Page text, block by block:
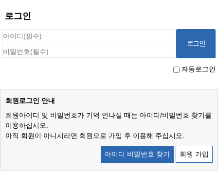
로그인
자동로그인
회원로그인 안내
회원아이디 및 비밀번호가 기억 안나실 때는 아이디/비밀번호 찾기를
이용하십시오.
아직 회원이 아니시라면 회원으로 가입 후 이용해 주십시오.
아이디 비밀번호 찾기 회원 가입